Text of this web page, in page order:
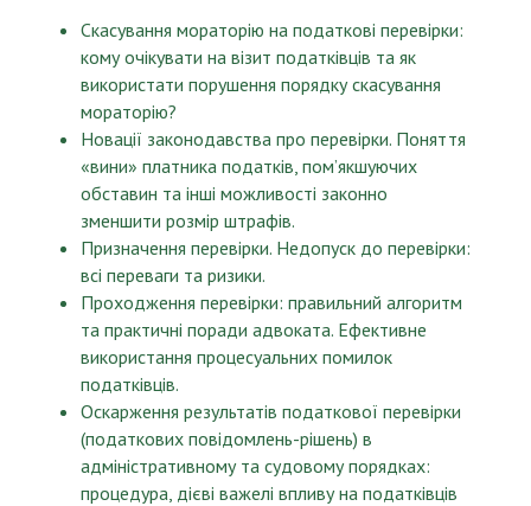
Скасування мораторію на податкові перевірки:
кому очікувати на візит податківців та як
використати порушення порядку скасування
мораторію?
Новації законодавства про перевірки. Поняття
«вини» платника податків, пом’якшуючих
обставин та інші можливості законно
зменшити розмір штрафів.
Призначення перевірки. Недопуск до перевірки:
всі переваги та ризики.
Проходження перевірки: правильний алгоритм
та практичні поради адвоката. Ефективне
використання процесуальних помилок
податківців.
Оскарження результатів податкової перевірки
(податкових повідомлень-рішень) в
адміністративному та судовому порядках:
процедура, дієві важелі впливу на податківців